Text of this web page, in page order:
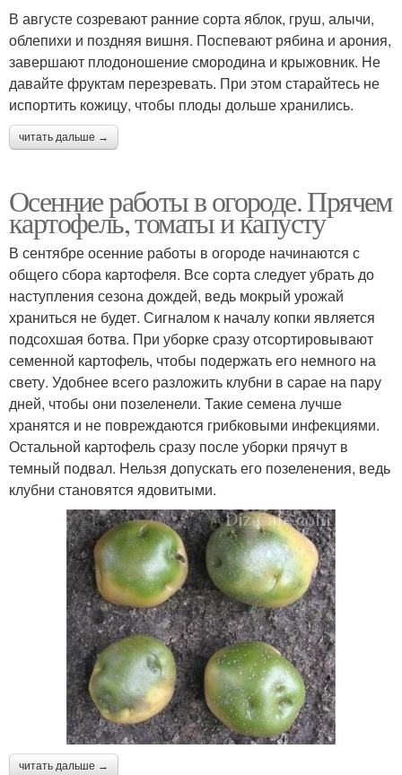
В августе созревают ранние сорта яблок, груш, алычи,
облепихи и поздняя вишня. Поспевают рябина и арония,
завершают плодоношение смородина и крыжовник. Не
давайте фруктам перезревать. При этом старайтесь не
испортить кожицу, чтобы плоды дольше хранились.
читать дальше →
Осенние работы в огороде. Прячем
картофель, томаты и капусту
В сентябре осенние работы в огороде начинаются с
общего сбора картофеля. Все сорта следует убрать до
наступления сезона дождей, ведь мокрый урожай
храниться не будет. Сигналом к началу копки является
подсохшая ботва. При уборке сразу отсортировывают
семенной картофель, чтобы подержать его немного на
свету. Удобнее всего разложить клубни в сарае на пару
дней, чтобы они позеленели. Такие семена лучше
хранятся и не повреждаются грибковыми инфекциями.
Остальной картофель сразу после уборки прячут в
темный подвал. Нельзя допускать его позеленения, ведь
клубни становятся ядовитыми.
читать дальше →